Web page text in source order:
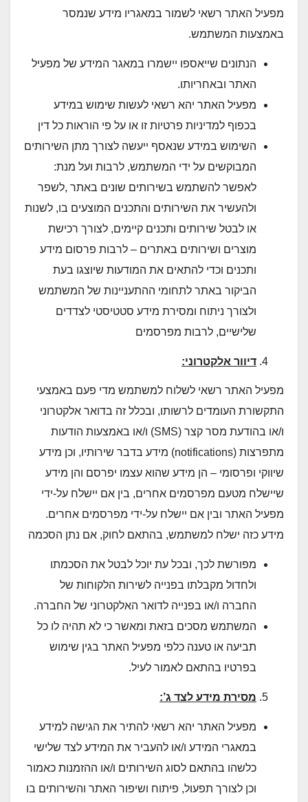
מפעיל האתר רשאי לשמור במאגריו מידע שנמסר
באמצעות המשתמש.
הנתונים שייאספו יישמרו במאגר המידע של מפעיל
האתר ובאחריותו.
מפעיל האתר יהא רשאי לעשות שימוש במידע
בכפוף למדיניות פרטיות זו או על פי הוראות כל דין
השימוש במידע שנאסף ייעשה לצורך מתן השירותים
המבוקשים על ידי המשתמש, לרבות ועל מנת:
לאפשר להשתמש בשירותים שונים באתר ,לשפר
ולהעשיר את השירותים והתכנים המוצעים בו, לשנות
או לבטל שירותים ותכנים קיימים, לצורך רכישת
מוצרים ושירותים באתרים – לרבות פרסום מידע
ותכנים וכדי להתאים את המודעות שיוצגו בעת
הביקור באתר לתחומי ההתעניינות של המשתמש
ולצורך ניתוח ומסירת מידע סטטיסטי לצדדים
שלישיים, לרבות מפרסמים
דיוור אלקטרוני:
מפעיל האתר רשאי לשלוח למשתמש מדי פעם באמצעי
התקשורת העומדים לרשותו, ובכלל זה בדואר אלקטרוני
ו/או בהודעת מסר קצר (SMS) ו/או באמצעות הודעות
מתפרצות (notifications) מידע בדבר שירותיו, וכן מידע
שיווקי ופרסומי – הן מידע שהוא עצמו יפרסם והן מידע
שיישלח מטעם מפרסמים אחרים, בין אם יישלח על-ידי
מפעיל האתר ובין אם יישלח על-ידי מפרסמים אחרים.
מידע כזה ישלח למשתמש, בהתאם לחוק, אם נתן הסכמה
מפורשת לכך, ובכל עת יוכל לבטל את הסכמתו
ולחדול מקבלתו בפנייה לשירות הלקוחות של
החברה ו/או בפנייה לדואר האלקטרוני של החברה.
המשתמש מסכים בזאת ומאשר כי לא תהיה לו כל
תביעה או טענה כלפי מפעיל האתר בגין שימוש
בפרטיו בהתאם לאמור לעיל.
מסירת מידע לצד ג’:
מפעיל האתר יהא רשאי להתיר את הגישה למידע
במאגרי המידע ו/או להעביר את המידע לצד שלישי
כלשהו בהתאם לסוג השירותים ו/או ההזמנות כאמור
וכן לצורך תפעול, פיתוח ושיפור האתר והשירותים בו